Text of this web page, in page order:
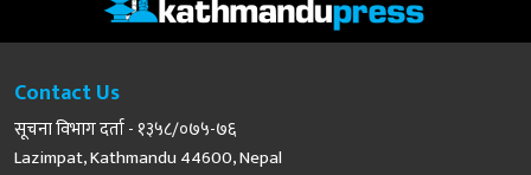
Contact Us
सूचना विभाग दर्ता - १३५८/०७५-७६
Lazimpat, Kathmandu 44600, Nepal